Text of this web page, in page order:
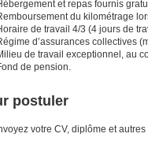
et repas fournis
du kilométrage
de travail 4/3 (4 jours de
d’assurances collectives
de travail exceptionnel, au
de pension.
postuler
votre CV, diplôme et